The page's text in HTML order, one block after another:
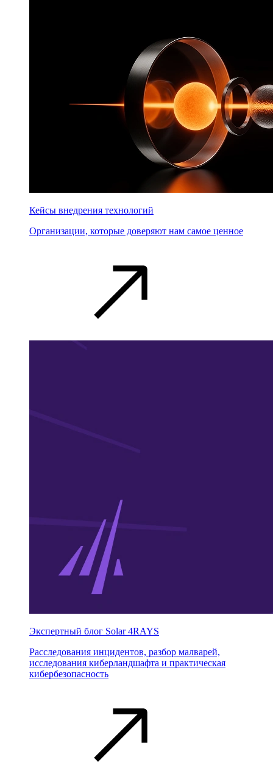
Кейсы внедрения технологий
Организации, которые доверяют нам самое ценное
Экспертный блог Solar 4RAYS
Расследования инцидентов, разбор малварей,
исследования киберландшафта и практическая
кибербезопасность